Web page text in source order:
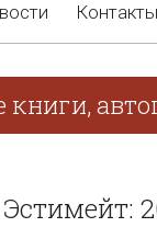
Контакты
Эстимейт: